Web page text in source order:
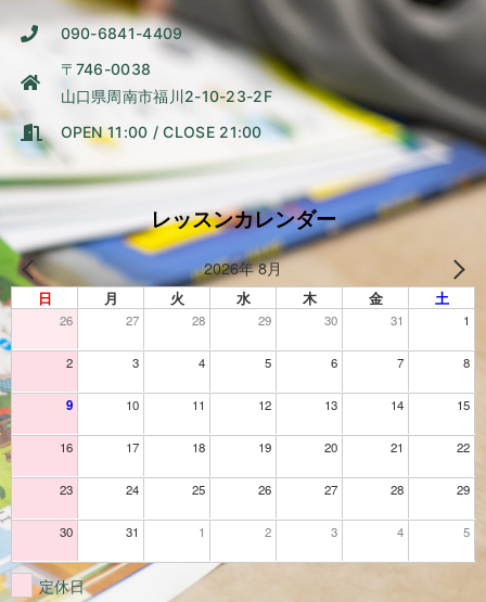
090-6841-4409
〒746-0038
山口県周南市福川2-10-23-2F
OPEN 11:00 / CLOSE 21:00
レッスンカレンダー
2026年 8月
日 月 火 水 木 金 土
26 27 28 29 30 31 1
2 3 4 5 6 7 8
9 10 11 12 13 14 15
16 17 18 19 20 21 22
23 24 25 26 27 28 29
30 31 1 2 3 4 5
定休日